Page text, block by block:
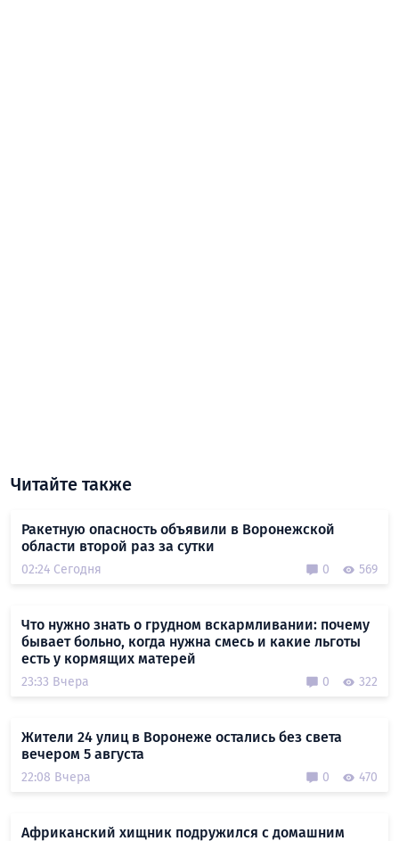
Читайте также
Ракетную опасность объявили в Воронежской
области второй раз за сутки
02:24 Сегодня 0 569
Что нужно знать о грудном вскармливании: почему
бывает больно, когда нужна смесь и какие льготы
есть у кормящих матерей
23:33 Вчера 0 322
Жители 24 улиц в Воронеже остались без света
вечером 5 августа
22:08 Вчера 0 470
Африканский хищник подружился с домашним